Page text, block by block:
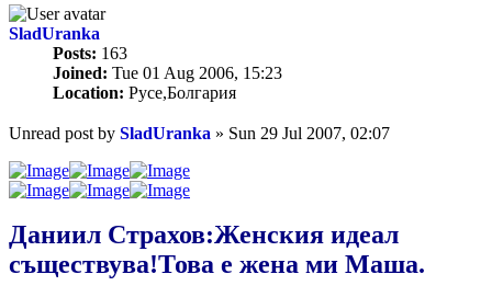
SladUranka
Posts: 163
Joined: Tue 01 Aug 2006, 15:23
Location: Русе,Болгария
Unread post by SladUranka » Sun 29 Jul 2007, 02:07
Даниил Страхов:Женския идеал
съществува!Това е жена ми Маша.